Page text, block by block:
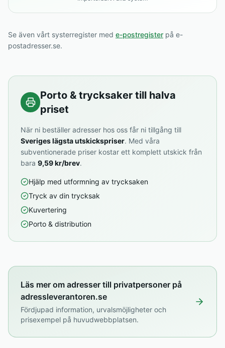
Se även vårt systerregister med e-postregister på e-
postadresser.se.
Porto & trycksaker till halva
priset
När ni beställer adresser hos oss får ni tillgång till
Sveriges lägsta utskickspriser. Med våra
subventionerade priser kostar ett komplett utskick från
bara 9,59 kr/brev.
Hjälp med utformning av trycksaken
Tryck av din trycksak
Kuvertering
Porto & distribution
Läs mer om adresser till privatpersoner på
adressleverantoren.se
Fördjupad information, urvalsmöjligheter och
prisexempel på huvudwebbplatsen.